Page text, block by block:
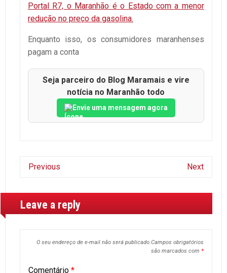
Portal R7, o Maranhão é o Estado com a menor
redução no preço da gasolina.
Enquanto isso, os consumidores maranhenses
pagam a conta
Seja parceiro do Blog Maramais e vire
notícia no Maranhão todo
Envie uma mensagem agora
Previous Next
Leave a reply
O seu endereço de e-mail não será publicado.Campos obrigatórios
são marcados com *
Comentário *